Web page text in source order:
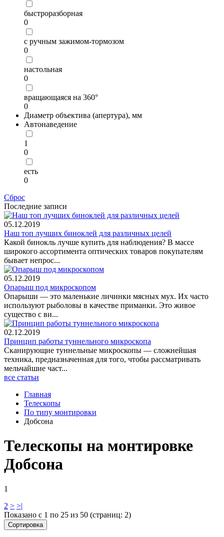
быстроразборная
0
с ручным зажимом-тормозом
0
настольная
0
вращающаяся на 360°
0
Диаметр объектива (апертура), мм
Автонаведение
1
0
есть
0
Сброс
Последние записи
05.12.2019
Наш топ лучших биноклей для различных целей
Какой бинокль лучше купить для наблюдения? В массе
широкого ассортимента оптических товаров покупателям
бывает непрос...
05.12.2019
Опарыш под микроскопом
Опарыши — это маленькие личинки мясных мух. Их часто
используют рыболовы в качестве приманки. Это живое
существо с ви...
02.12.2019
Принцип работы туннельного микроскопа
Сканирующие туннельные микроскопы — сложнейшая
техника, предназначенная для того, чтобы рассматривать
мельчайшие част...
все статьи
Главная
Телескопы
По типу монтировки
Добсона
Телескопы на монтировке
Добсона
1
2 > >|
Показано с 1 по 25 из 50 (страниц: 2)
Сортировка